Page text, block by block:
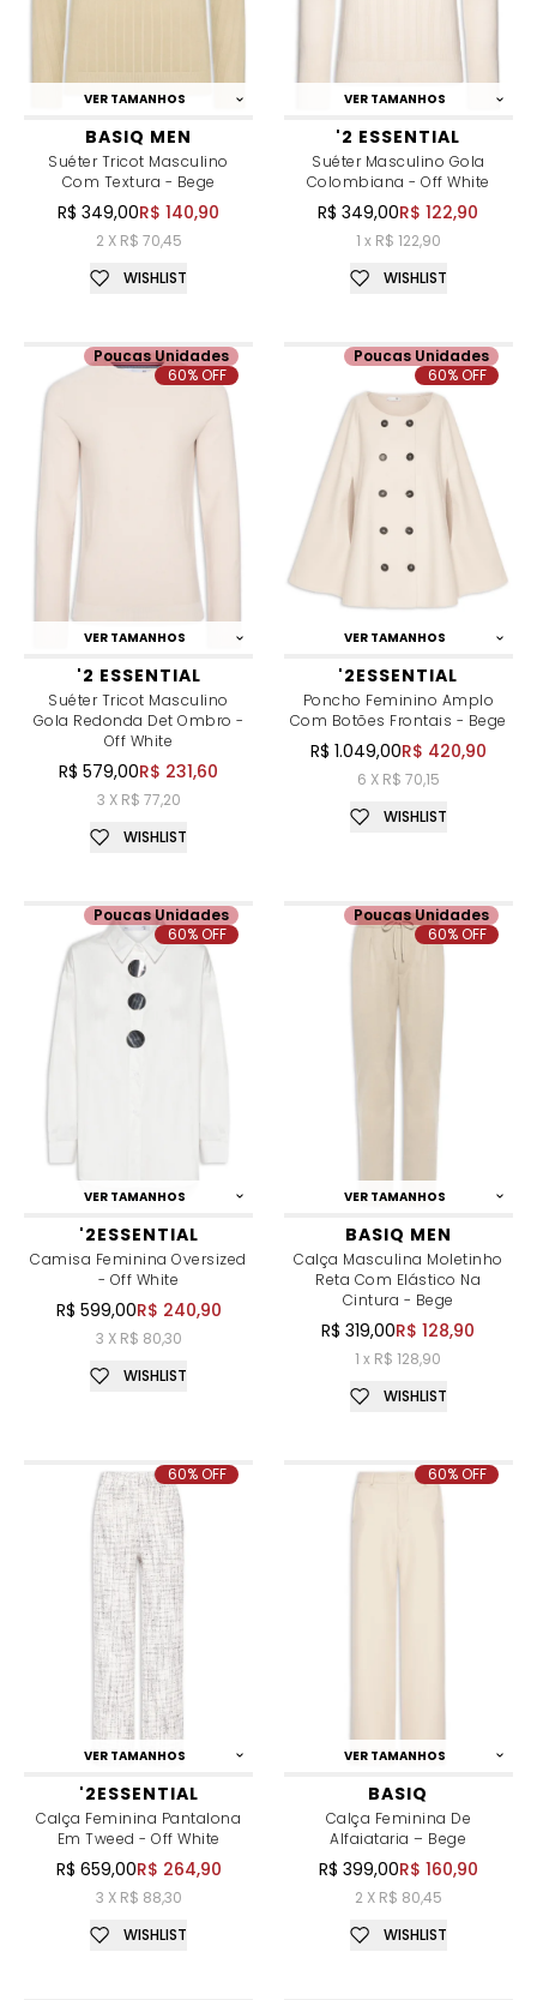
VER TAMANHOS
BASIQ MEN
Suéter Tricot Masculino
Com Textura - Bege
R$ 349,00R$ 140,90
2 X R$ 70,45
WISHLIST
VER TAMANHOS
'2 ESSENTIAL
Suéter Masculino Gola
Colombiana - Off White
R$ 349,00R$ 122,90
1 x R$ 122,90
WISHLIST
VER TAMANHOS
'2 ESSENTIAL
Suéter Tricot Masculino
Gola Redonda Det Ombro -
Off White
R$ 579,00R$ 231,60
3 X R$ 77,20
Poucas Unidades
60% OFF
WISHLIST
VER TAMANHOS
'2ESSENTIAL
Poncho Feminino Amplo
Com Botões Frontais - Bege
R$ 1.049,00R$ 420,90
6 X R$ 70,15
Poucas Unidades
60% OFF
WISHLIST
VER TAMANHOS
'2ESSENTIAL
Camisa Feminina Oversized
- Off White
R$ 599,00R$ 240,90
3 X R$ 80,30
Poucas Unidades
60% OFF
WISHLIST
VER TAMANHOS
BASIQ MEN
Calça Masculina Moletinho
Reta Com Elástico Na
Cintura - Bege
R$ 319,00R$ 128,90
1 x R$ 128,90
Poucas Unidades
60% OFF
WISHLIST
VER TAMANHOS
'2ESSENTIAL
Calça Feminina Pantalona
Em Tweed - Off White
R$ 659,00R$ 264,90
3 X R$ 88,30
60% OFF
WISHLIST
VER TAMANHOS
BASIQ
Calça Feminina De
Alfaiataria – Bege
R$ 399,00R$ 160,90
2 X R$ 80,45
60% OFF
WISHLIST